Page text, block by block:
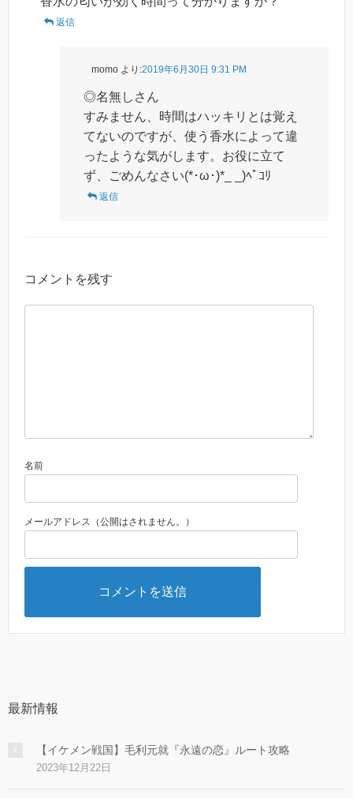
返信
momo より:2019年6月30日 9:31 PM
◎名無しさん
すみません、時間はハッキリとは覚え
てないのですが、使う香水によって違
ったような気がします。お役に立て
ず、ごめんなさい(*･ω･)*_ _)ﾍﾟｺﾘ
返信
コメントを残す
名前
メールアドレス（公開はされません。）
最新情報
【イケメン戦国】毛利元就『永遠の恋』ルート攻略
2023年12月22日